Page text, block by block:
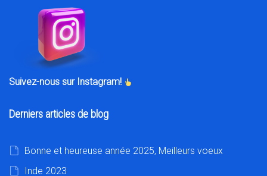
Suivez-nous sur Instagram!
Derniers articles de blog
Bonne et heureuse année 2025, Meilleurs voeux
Inde 2023